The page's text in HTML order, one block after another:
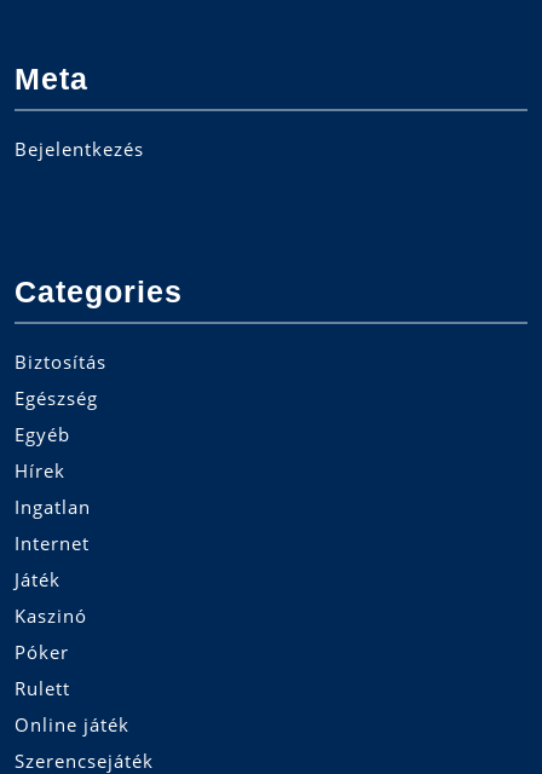
Meta
Bejelentkezés
Categories
Biztosítás
Egészség
Egyéb
Hírek
Ingatlan
Internet
Játék
Kaszinó
Póker
Rulett
Online játék
Szerencsejáték